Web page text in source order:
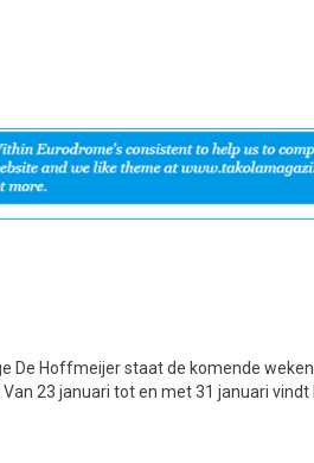
De Hoffmeijer staat de komende
23 januari tot en met 31 januari vindt